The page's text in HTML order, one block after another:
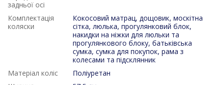
задньої осі
Комплектація
коляски
Кокосовий матрац, дощовик, москітна
сітка, люлька, прогулянковий блок,
накидки на ніжки для люльки та
прогулянкового блоку, батьківська
сумка, сумка для покупок, рама з
колесами та підсклянник
Матеріал коліс
Поліуретан